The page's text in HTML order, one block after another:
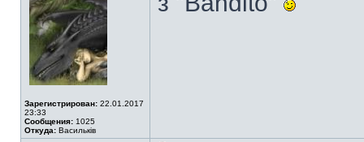
Зарегистрирован: 22.01.2017
23:33
Сообщения: 1025
Откуда: Васильків